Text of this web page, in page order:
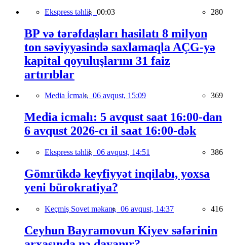
Ekspress təhlil, 00:03 280
BP və tərəfdaşları hasilatı 8 milyon
ton səviyyəsində saxlamaqla AÇG-yə
kapital qoyuluşlarını 31 faiz
artırıblar
Media İcmalı, 06 avqust, 15:09 369
Media icmalı: 5 avqust saat 16:00-dan
6 avqust 2026-cı il saat 16:00-dək
Ekspress təhlil, 06 avqust, 14:51 386
Gömrükdə keyfiyyət inqilabı, yoxsa
yeni bürokratiya?
Keçmiş Sovet məkanı, 06 avqust, 14:37 416
Ceyhun Bayramovun Kiyev səfərinin